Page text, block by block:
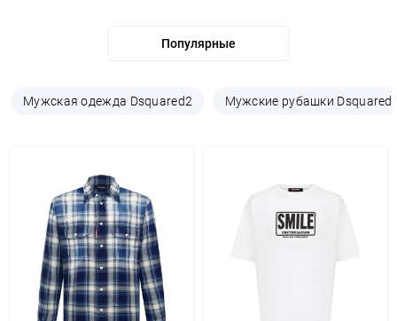
Мужская одежда Dsquared2 Мужские рубашки